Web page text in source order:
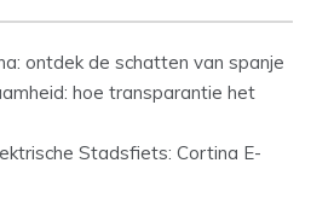
ontdek de schatten van spanje
hoe transparantie het
Stadsfiets: Cortina E-